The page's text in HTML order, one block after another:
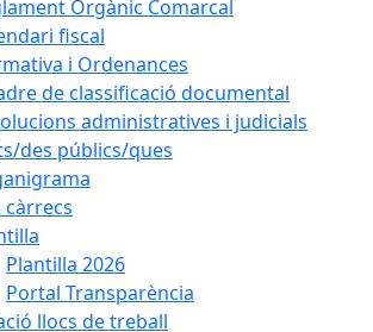
Orgànic Comarcal
fiscal
i Ordenances
de classificació documental
administratives i judicials
des públics/ques
càrrecs
Plantilla 2026
Portal Transparència
llocs de treball